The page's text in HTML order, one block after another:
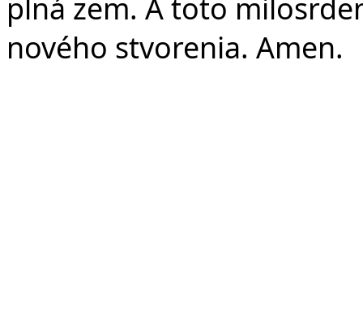
plná zem. A toto
nového stvorenia. Amen.